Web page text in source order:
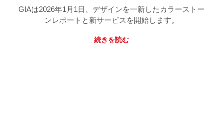
GIAは2026年1月1日、デザインを一新したカラーストー
ンレポートと新サービスを開始します。
続きを読む